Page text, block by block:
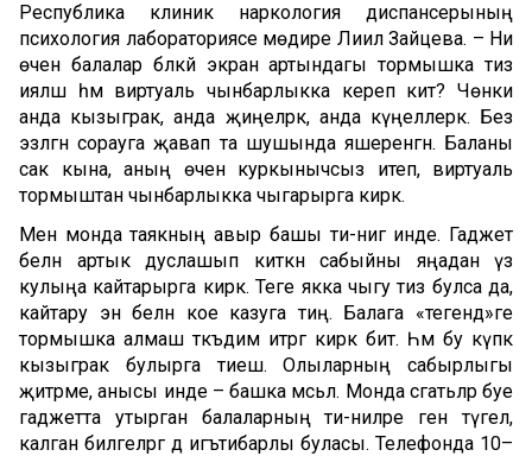
Республика клиник наркология диспансерының
психология лабораториясе мөдире Лиилә Зайцева. – Ни
өчен балалар бәләкәй экран артындагы тормышка тиз
ияләшә һәм виртуаль чынбарлыкка кереп китә? Чөнки
анда кызыграк, анда җиңелрәк, анда күңеллерәк. Без
эзләгән сорауга җавап та шушында яшеренгән. Баланы
сак кына, аның өчен куркынычсыз итеп, виртуаль
тормыштан чынбарлыкка чыгарырга кирәк.
Менә монда таякның авыр башы әти-әнигә инде. Гаджет
белән артык дуслашып киткән сабыйны яңадан үз
кулыңа кайтарырга кирәк. Теге якка чыгу тиз булса да,
кайтару энә белән кое казуга тиң. Балага «тегендә»ге
тормышка алмаш тәкъдим итәргә кирәк бит. Һәм бу күпкә
кызыграк булырга тиеш. Олыларның сабырлыгы
җитәрме, анысы инде – башка мәсьәлә. Монда сәгатьләр буе
гаджетта утырган балаларның әти-әниләре генә түгел,
калган билгеләргә дә игътибарлы буласы. Телефонда 10–